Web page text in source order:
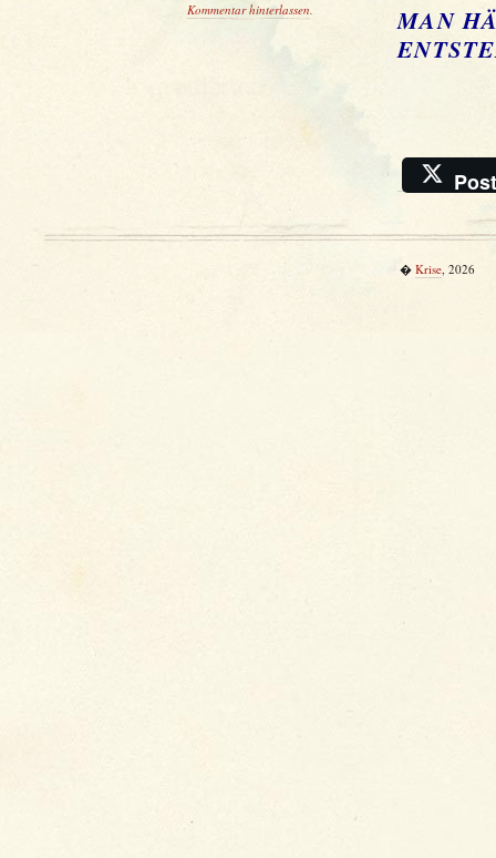
Kommentar hinterlassen.
MAN
Post
� Krise, 2026